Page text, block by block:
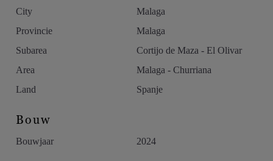
City
Malaga
Provincie
Malaga
Subarea
Cortijo de Maza - El Olivar
Area
Malaga - Churriana
Land
Spanje
Bouw
Bouwjaar 2024